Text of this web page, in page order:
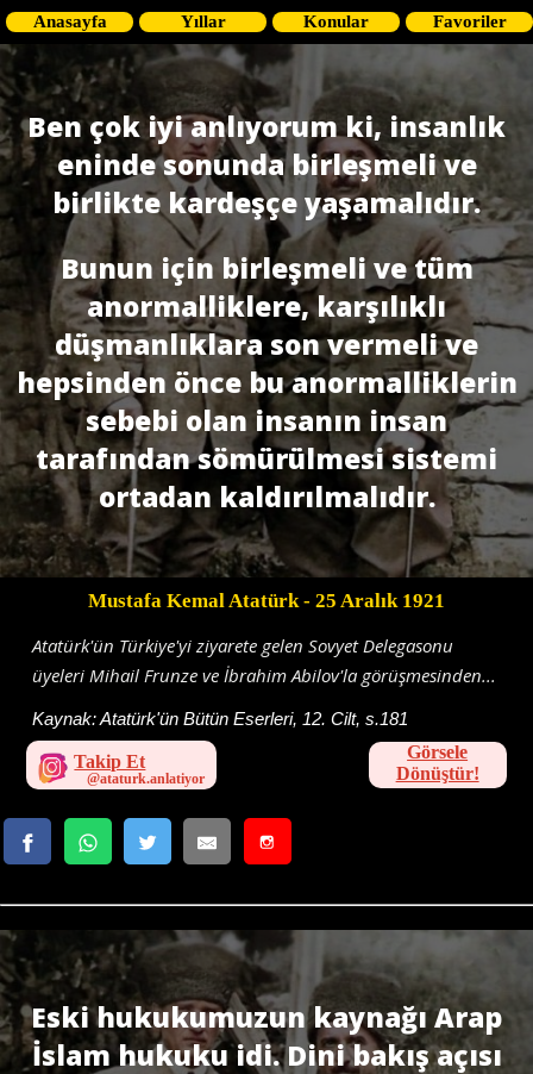
Anasayfa Yıllar Konular Favoriler
Ben çok iyi anlıyorum ki, insanlık
eninde sonunda birleşmeli ve
birlikte kardeşçe yaşamalıdır.
Bunun için birleşmeli ve tüm
anormalliklere, karşılıklı
düşmanlıklara son vermeli ve
hepsinden önce bu anormalliklerin
sebebi olan insanın insan
tarafından sömürülmesi sistemi
ortadan kaldırılmalıdır.
Mustafa Kemal Atatürk- 25 Aralık 1921
Atatürk'ün Türkiye'yi ziyarete gelen Sovyet Delegasonu
üyeleri Mihail Frunze ve İbrahim Abilov'la görüşmesinden...
Kaynak:Atatürk'ün Bütün Eserleri, 12. Cilt, s.181
Takip Et
Görsele
Dönüştür!
Eski hukukumuzun kaynağı Arap
İslam hukuku idi. Dini bakış açısı